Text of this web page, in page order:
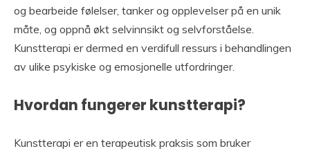
og bearbeide følelser, tanker og opplevelser på en unik
måte, og oppnå økt selvinnsikt og selvforståelse.
Kunstterapi er dermed en verdifull ressurs i behandlingen
av ulike psykiske og emosjonelle utfordringer.
Hvordan fungerer kunstterapi?
Kunstterapi er en terapeutisk praksis som bruker